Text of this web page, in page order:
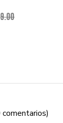
.00
comentarios)